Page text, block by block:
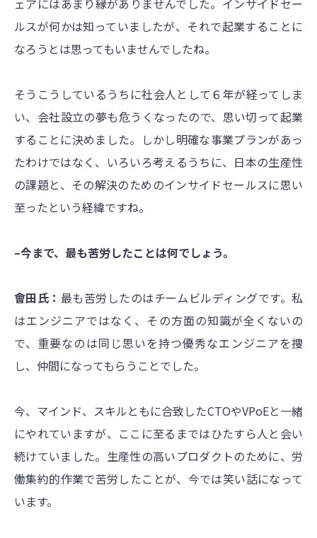
ェアにはあまり縁がありませんでした。インサイドセー
ルスが何かは知っていましたが、それで起業することに
なろうとは思ってもいませんでしたね。
そうこうしているうちに社会人として６年が経ってしま
い、会社設立の夢も危うくなったので、思い切って起業
することに決めました。しかし明確な事業プランがあっ
たわけではなく、いろいろ考えるうちに、日本の生産性
の課題と、その解決のためのインサイドセールスに思い
至ったという経緯ですね。
–今まで、最も苦労したことは何でしょう。
會田氏： 最も苦労したのはチームビルディングです。私
はエンジニアではなく、その方面の知識が全くないの
で、重要なのは同じ思いを持つ優秀なエンジニアを捜
し、仲間になってもらうことでした。
今、マインド、スキルともに合致したCTOやVPoEと一緒
にやれていますが、ここに至るまではひたすら人と会い
続けていました。生産性の高いプロダクトのために、労
働集約的作業で苦労したことが、今では笑い話になって
います。